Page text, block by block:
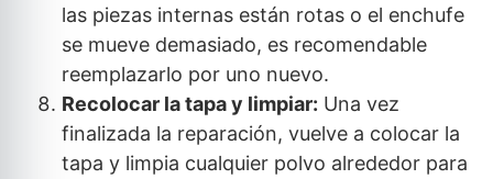
las piezas internas están rotas o el enchufe
se mueve demasiado, es recomendable
reemplazarlo por uno nuevo.
Recolocar la tapa y limpiar: Una vez
finalizada la reparación, vuelve a colocar la
tapa y limpia cualquier polvo alrededor para